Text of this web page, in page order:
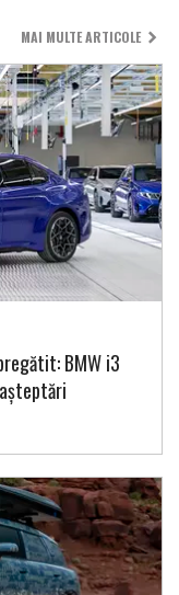
MAI MULTE ARTICOLE
BMW i3